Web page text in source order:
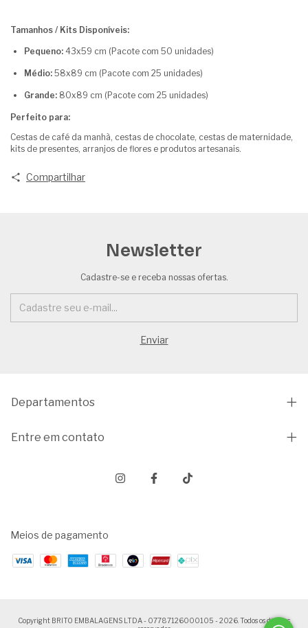
Tamanhos / Kits Disponíveis:
Pequeno: 43x59 cm (Pacote com 50 unidades)
Médio: 58x89 cm (Pacote com 25 unidades)
Grande: 80x89 cm (Pacote com 25 unidades)
Perfeito para:
Cestas de café da manhã, cestas de chocolate, cestas de maternidade,
kits de presentes, arranjos de flores e produtos artesanais.
Compartilhar
Newsletter
Cadastre-se e receba nossas ofertas.
Departamentos
Entre em contato
Meios de pagamento
Copyright BRITO EMBALAGENS LTDA - 07787126000105 - 2026. Todos os direitos